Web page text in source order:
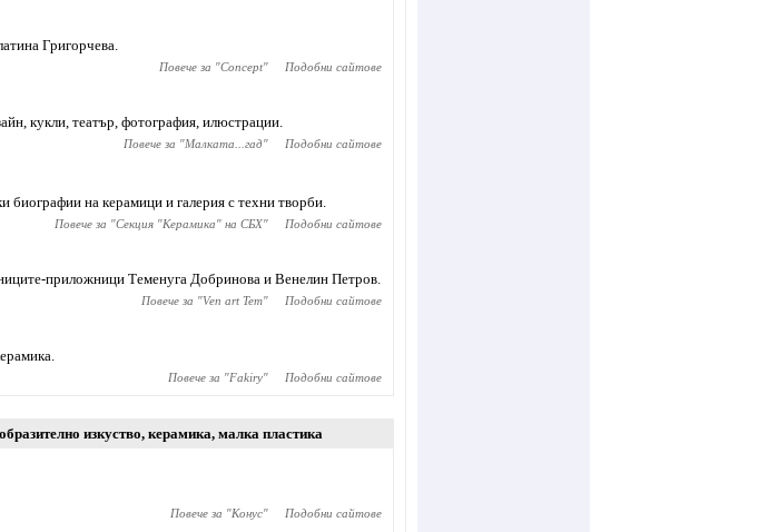
Григорчева.
Повече за "Concept" Подобни сайтове
кукли, театър, фотография, илюстрации.
Повече за "Малката...гад" Подобни сайтове
биографии на керамици и галерия с техни творби.
Повече за "Секция "Керамика" на СБХ" Подобни сайтове
приложници Теменуга Добринова и Венелин Петров.
Повече за "Ven art Tem" Подобни сайтове
Повече за "Fakiry" Подобни сайтове
изкуство, керамика, малка пластика
Повече за "Конус" Подобни сайтове